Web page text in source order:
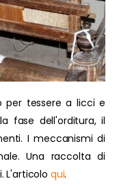
per tessere a licci e
fase dell'orditura, il
I meccanismi di
Una raccolta di
L'articolo qui.